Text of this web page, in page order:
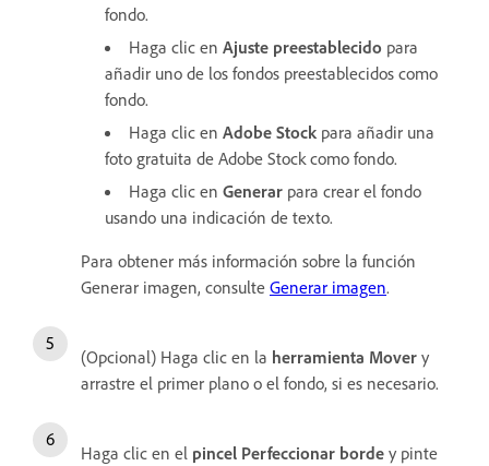
fondo.
Haga clic en Ajuste preestablecido para
añadir uno de los fondos preestablecidos como
fondo.
Haga clic en Adobe Stock para añadir una
foto gratuita de Adobe Stock como fondo.
Haga clic en Generar para crear el fondo
usando una indicación de texto.
Para obtener más información sobre la función
Generar imagen, consulte Generar imagen.
(Opcional) Haga clic en la herramienta Mover y
arrastre el primer plano o el fondo, si es necesario.
Haga clic en el pincel Perfeccionar borde y pinte